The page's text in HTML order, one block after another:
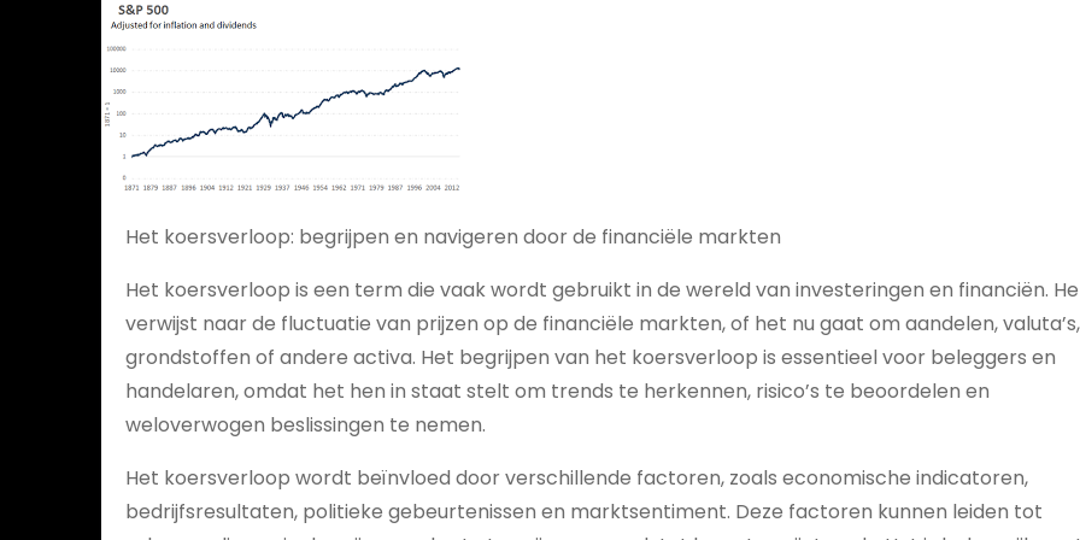
Het koersverloop: begrijpen en navigeren door de financiële markten
Het koersverloop is een term die vaak wordt gebruikt in de wereld van investeringen en financiën.
verwijst naar de fluctuatie van prijzen op de financiële markten, of het nu gaat om aandelen, valuta’s,
grondstoffen of andere activa. Het begrijpen van het koersverloop is essentieel voor beleggers en
handelaren, omdat het hen in staat stelt om trends te herkennen, risico’s te beoordelen en
weloverwogen beslissingen te nemen.
Het koersverloop wordt beïnvloed door verschillende factoren, zoals economische indicatoren,
bedrijfsresultaten, politieke gebeurtenissen en marktsentiment. Deze factoren kunnen leiden tot